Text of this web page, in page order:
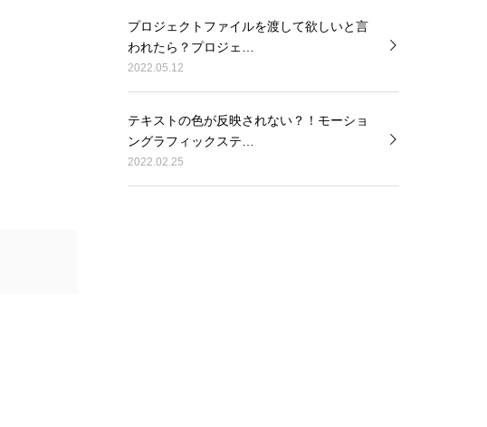
プロジェクトファイルを渡して欲しいと言
われたら？プロジェ…
2022.05.12
テキストの色が反映されない？！モーショ
ングラフィックステ…
2022.02.25